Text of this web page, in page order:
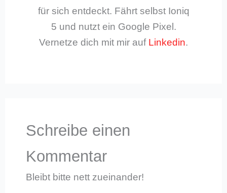
für sich entdeckt. Fährt selbst Ioniq
5 und nutzt ein Google Pixel.
Vernetze dich mit mir auf Linkedin.
Schreibe einen
Kommentar
Bleibt bitte nett zueinander!